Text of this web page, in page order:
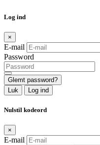
Log ind
×
E-mail
Password
Glemt password?
Luk
Log ind
Nulstil kodeord
×
E-mail